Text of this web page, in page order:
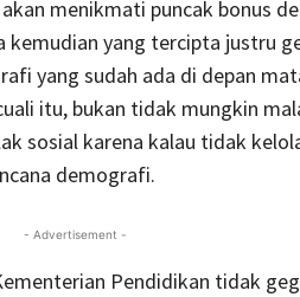
menikmati puncak bonus
kemudian yang tercipta justru
yang sudah ada di depan
itu, bukan tidak mungkin
sosial karena kalau tidak
demografi.
- Advertisement -
Pendidikan tidak